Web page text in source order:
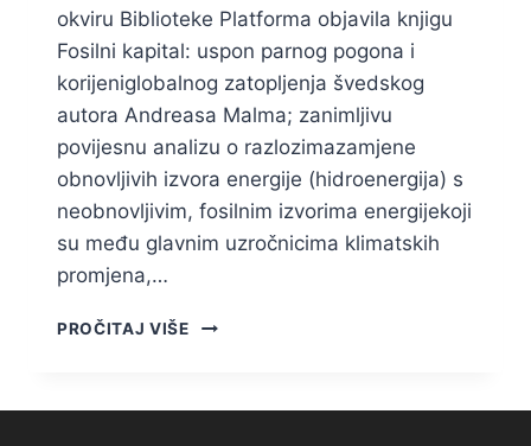
okviru Biblioteke Platforma objavila knjigu
Fosilni kapital: uspon parnog pogona i
korijeniglobalnog zatopljenja švedskog
autora Andreasa Malma; zanimljivu
povijesnu analizu o razlozimazamjene
obnovljivih izvora energije (hidroenergija) s
neobnovljivim, fosilnim izvorima energijekoji
su među glavnim uzročnicima klimatskih
promjena,…
PROČITAJ VIŠE
ANDREAS